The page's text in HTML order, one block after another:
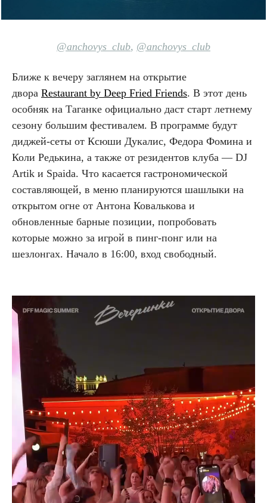
@anchovys_club, @anchovys_club
Ближе к вечеру заглянем на открытие
двора Restaurant by Deep Fried Friends. В этот день
особняк на Таганке официально даст старт летнему
сезону большим фестивалем. В программе будут
диджей-сеты от Ксюши Дукалис, Федора Фомина и
Коли Редькина, а также от резидентов клуба — DJ
Artik и Spaida. Что касается гастрономической
составляющей, в меню планируются шашлыки на
открытом огне от Антона Ковалькова и
обновленные барные позиции, попробовать
которые можно за игрой в пинг-понг или на
шезлонгах. Начало в 16:00, вход свободный.